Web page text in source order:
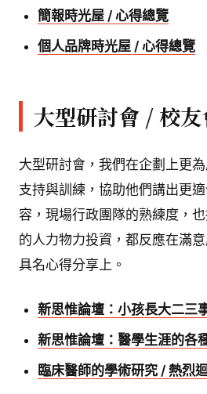
簡報時光屋 / 心得總覽
個人品牌時光屋 / 心得總覽
大型研討會 / 校
大型研討會，我們在企劃上更
支持與訓練，協助他們講出更
容，現場行政團隊的熟練度，
的人力物力投資，都反應在滿
具名心得分享上。
新思惟論壇：小孩長大二三
新思惟論壇：醫學生涯的各
臨床醫師的學術研究 / 熱烈